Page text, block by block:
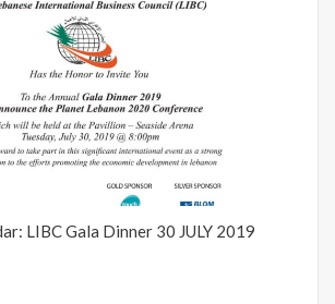
LIBC Gala Dinner 30 JULY 2019